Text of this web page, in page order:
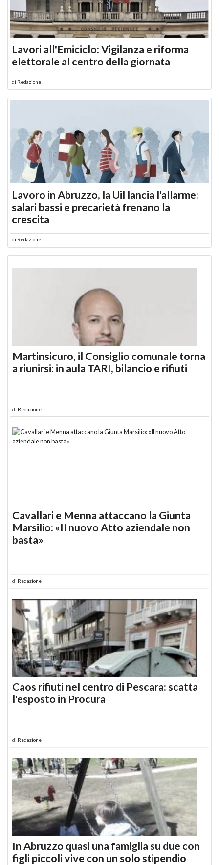
Lavori all'Emiciclo: Vigilanza e riforma
elettorale al centro della giornata
di Redazione
Lavoro in Abruzzo, la Uil lancia l'allarme:
salari bassi e precarietà frenano la
crescita
di Redazione
Martinsicuro, il Consiglio comunale torna
a riunirsi: in aula TARI, bilancio e rifiuti
di Redazione
Cavallari e Menna attaccano la Giunta
Marsilio: «Il nuovo Atto aziendale non
basta»
di Redazione
Caos rifiuti nel centro di Pescara: scatta
l'esposto in Procura
di Redazione
In Abruzzo quasi una famiglia su due con
figli piccoli vive con un solo stipendio